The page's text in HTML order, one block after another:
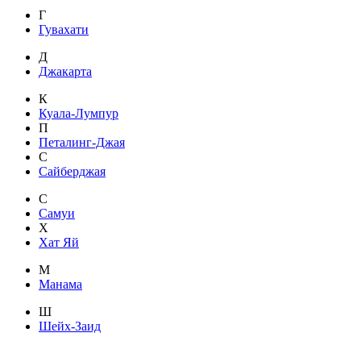
Г
Гувахати
Д
Джакарта
К
Куала-Лумпур
П
Петалинг-Джая
С
Сайберджая
С
Самуи
Х
Хат Яй
М
Манама
Ш
Шейх-Заид